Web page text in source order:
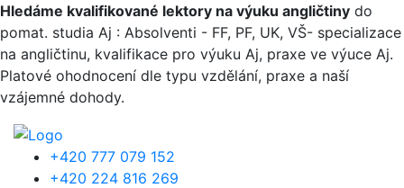
Přejít k hlavnímu obsahu
Hledáme kvalifikované lektory na výuku angličtiny do
pomat. studia Aj : Absolventi - FF, PF, UK, VŠ- specializace
na angličtinu, kvalifikace pro výuku Aj, praxe ve výuce Aj.
Platové ohodnocení dle typu vzdělání, praxe a naší
vzájemné dohody.
+420 777 079 152
+420 224 816 269